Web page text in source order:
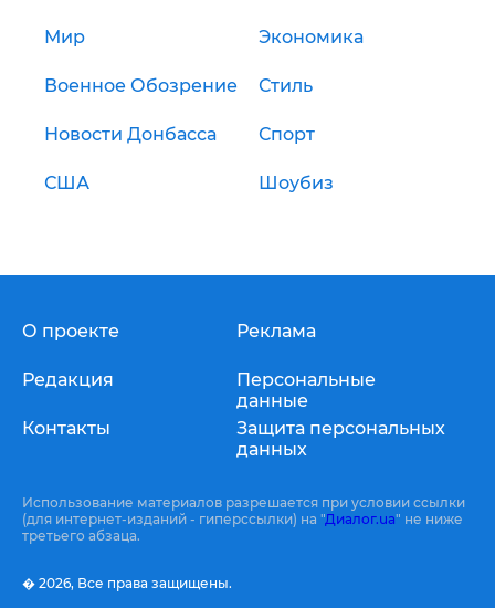
Мир Экономика
Военное Обозрение Стиль
Новости Донбасса Спорт
США Шоубиз
О проекте
Редакция
Контакты
Реклама
Персональные
данные
Защита персональных
данных
Использование материалов разрешается при условии ссылки
(для интернет-изданий - гиперссылки) на "Диалог.ua" не ниже
третьего абзаца.
� 2026, Все права защищены.